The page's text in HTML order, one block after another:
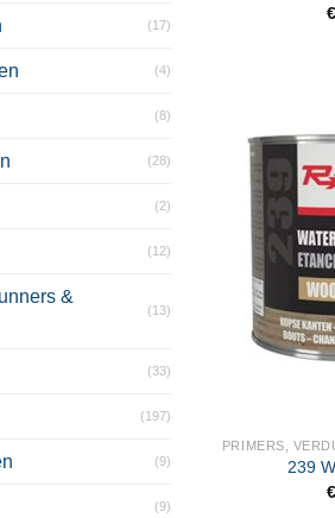
(17)
(4)
(8)
(28)
(2)
(12)
&
(13)
(33)
(197)
(9)
(9)
€
PRIMERS,
239
€